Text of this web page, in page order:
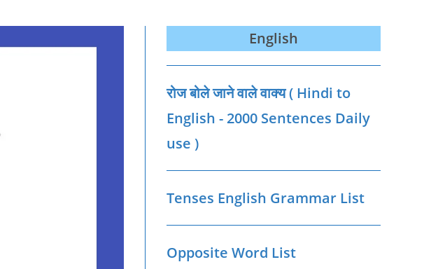
English
रोज बोले जाने वाले वाक्‍य ( Hindi to
English - 2000 Sentences Daily
use )
Tenses English Grammar List
Opposite Word List